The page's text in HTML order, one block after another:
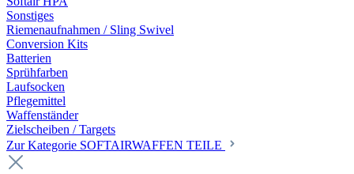
Sonstiges
Riemenaufnahmen / Sling Swivel
Conversion Kits
Batterien
Sprühfarben
Laufsocken
Pflegemittel
Waffenständer
Zielscheiben / Targets
Zur Kategorie SOFTAIRWAFFEN TEILE